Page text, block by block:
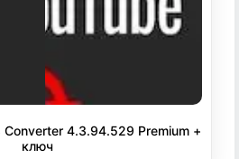
Converter 4.3.94.529 Premium +
ключ